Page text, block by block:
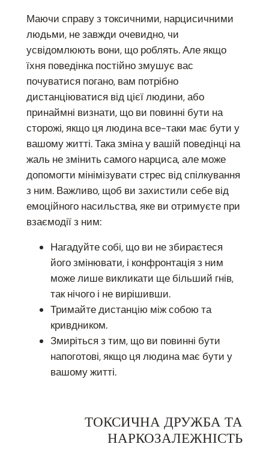
Маючи справу з токсичними, нарцисичними
людьми, не завжди очевидно, чи
усвідомлюють вони, що роблять. Але якщо
їхня поведінка постійно змушує вас
почуватися погано, вам потрібно
дистанціюватися від цієї людини, або
принаймні визнати, що ви повинні бути на
сторожі, якщо ця людина все-таки має бути у
вашому житті. Така зміна у вашій поведінці на
жаль не змінить самого нарциса, але може
допомогти мінімізувати стрес від спілкування
з ним. Важливо, щоб ви захистили себе від
емоційного насильства, яке ви отримуєте при
взаємодії з ним:
Нагадуйте собі, що ви не збираєтеся
його змінювати, і конфронтація з ним
може лише викликати ще більший гнів,
так нічого і не вирішивши.
Тримайте дистанцію між собою та
кривдником.
Змиріться з тим, що ви повинні бути
напоготові, якщо ця людина має бути у
вашому житті.
ТОКСИЧНА ДРУЖБА ТА
НАРКОЗАЛЕЖНІСТЬ